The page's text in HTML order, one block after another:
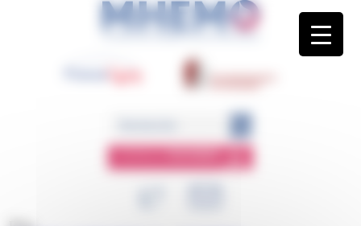
ESPACEMEMBRE
Panneau de gestion des cookies